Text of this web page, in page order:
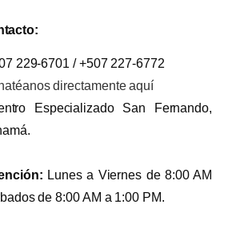
229-6701 / +507 227-6772
directamente aquí
Especializado San Fernando,
Lunes a Viernes de 8:00 AM
de 8:00 AM a 1:00 PM.